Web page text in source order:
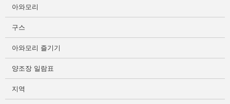
아와모리
구스
아와모리 즐기기
양조장 일람표
지역